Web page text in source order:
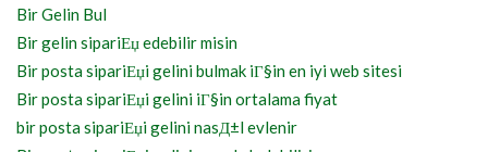
Bir Gelin Bul
Bir gelin sipariЕџ edebilir misin
Bir posta sipariЕџi gelini bulmak iГ§in en iyi web sitesi
Bir posta sipariЕџi gelini iГ§in ortalama fiyat
bir posta sipariЕџi gelini nasД±l evlenir